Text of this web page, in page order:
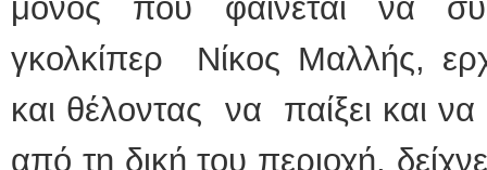
μόνος που φαίνεται να
γκολκίπερ Νίκος Μαλλής,
και θέλοντας να παίξει και
από τη δική του περιοχή,